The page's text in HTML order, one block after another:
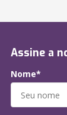
Assine a
Nome*